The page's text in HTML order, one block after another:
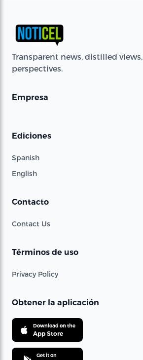
Transparent news, distilled
perspectives.
Empresa
Ediciones
Spanish
English
Contacto
Contact Us
Términos de uso
Privacy Policy
Obtener la aplicación
Download on the
App Store
Get it on